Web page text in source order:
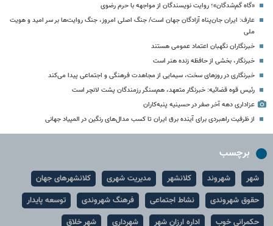
«گاه گم‌شدگان»؛ روایت نویسندگان از مواجهه با حرم رضوی
عارف: ایران جان‌پناه آزادگان جهان است/ جنگ اصلی امروز، جنگ روایت‌ها بر سر امید و هویت
ملی
خبرنگاران نگهبان اعتماد عمومی هستند
خبرنگار، بخشی از حافظه‌ زنده‌ هنر است
خبرنگاری در روزهای سخت، سیمایی از مجاهدت فرهنگی و اجتماعی پیدا می‌کند
رئیس قوه قضائیه: خبرنگار متعهد، هم‌سنگر رزمندگان پشت لانچر است
عزاداری دهه آخر صفر در حسینیه پنبه‌کاران
از ظرفیت راهبردی برای آینده برق ایران تا کسب مدال‌های رنگین در المپیاد جهانی
برچسب
شهر شهروند کلانشهر مدیریت شهری
کلانشهرهای جهان
حقوق شهروندی
نشاط اجتماعی فرهنگ شهروندی
توسعه پایدار
حکمرانی خوب
اداره ارزان شهر شهرداری شهر خلاق